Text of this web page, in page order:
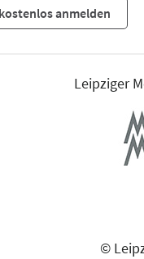
anmelden
Leipziger
©